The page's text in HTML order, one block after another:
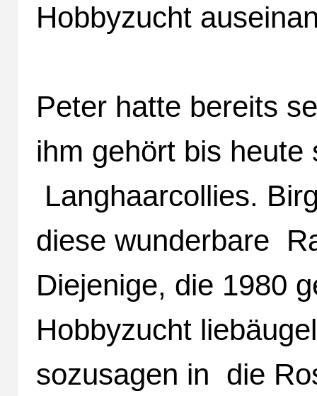
Hobbyzucht
Peter hatte bereits
ihm gehört bis heute
Langhaarcollies.
diese wunderbare
Diejenige, die 1980
Hobbyzucht
sozusagen in die